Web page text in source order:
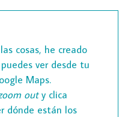
cosas, he creado
ver desde tu
Maps.
outy clica
dónde están los